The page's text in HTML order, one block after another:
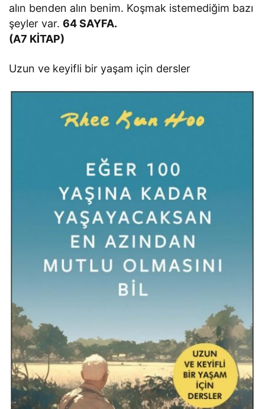
alın benden alın benim. Koşmak istemediğim bazı
şeyler var.64 SAYFA.
(A7 KİTAP)
Uzun ve keyifli bir yaşam için dersler